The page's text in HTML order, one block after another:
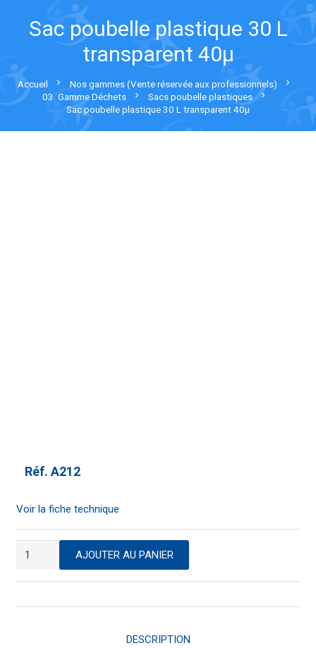
Sac poubelle plastique 30 L
transparent 40µ
Accueil chevron_right Nos gammes (Vente réservée aux professionnels) chevron_right
03. Gamme Déchets chevron_right Sacs poubelle plastiques chevron_right
Sac poubelle plastique 30 L transparent 40µ
Réf. A212
Voir la fiche technique
quantité
Sac
AJOUTER AU PANIER
DESCRIPTION